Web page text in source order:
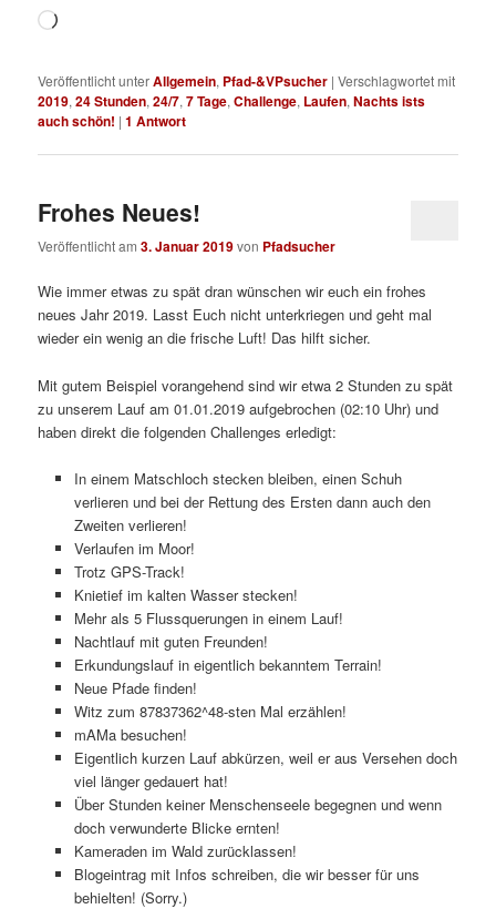
Wird
Veröffentlicht unterAllgemein, Pfad-&VPsucher |Verschlagwortet mit
2019,24 Stunden,24/7,7 Tage,Challenge, Laufen,Nachts ists
auch schön! |1 Antwort
Frohes Neues!
Veröffentlicht am3. Januar 2019von Pfadsucher
Wie immer etwas zu spät dran wünschen wir euch ein frohes
neues Jahr 2019. Lasst Euch nicht unterkriegen und geht mal
wieder ein wenig an die frische Luft! Das hilft sicher.
Mit gutem Beispiel vorangehend sind wir etwa 2 Stunden zu spät
zu unserem Lauf am 01.01.2019 aufgebrochen (02:10 Uhr) und
haben direkt die folgenden Challenges erledigt:
In einem Matschloch stecken bleiben, einen Schuh
verlieren und bei der Rettung des Ersten dann auch den
Zweiten verlieren!
Verlaufen im Moor!
Trotz GPS-Track!
Knietief im kalten Wasser stecken!
Mehr als 5 Flussquerungen in einem Lauf!
Nachtlauf mit guten Freunden!
Erkundungslauf in eigentlich bekanntem Terrain!
Neue Pfade finden!
Witz zum 87837362^48-sten Mal erzählen!
mAMa besuchen!
Eigentlich kurzen Lauf abkürzen, weil er aus Versehen doch
viel länger gedauert hat!
Über Stunden keiner Menschenseele begegnen und wenn
doch verwunderte Blicke ernten!
Kameraden im Wald zurücklassen!
Blogeintrag mit Infos schreiben, die wir besser für uns
behielten! (Sorry.)